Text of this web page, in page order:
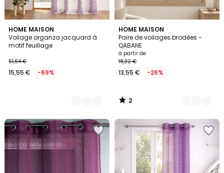
HOME MAISON
Voilage organza jacquard à
motif feuillage
51,64 €
15,55 € -69%
2
Couleurs
HOME MAISON
Paire de voilages brodées -
QABANE
à partir de
18,32 €
13,55 € -26%
2
/
5
3
Couleurs
2
/